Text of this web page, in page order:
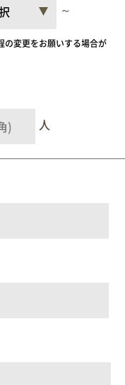
～
の変更をお願いする場合が
人